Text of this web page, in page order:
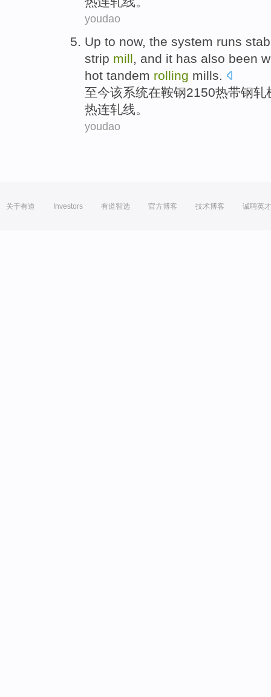
youdao
Up to now, the system runs
strip mill, and it has also been
hot tandem rolling mills.
至今该系统在鞍钢2150热带钢轧
热连轧线。
youdao
关于有道 Investors 有道智选 官方博客 技术博客 诚聘英才